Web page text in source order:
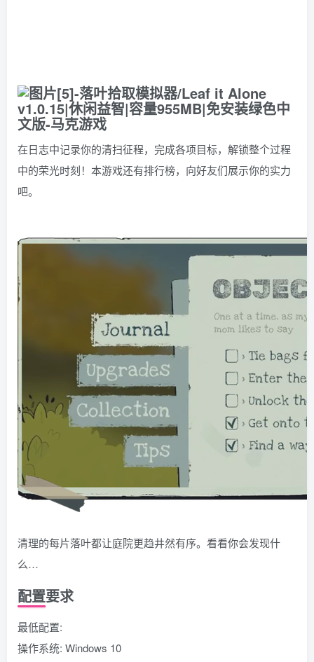
在日志中记录你的清扫征程，完成各项目标，解锁整个过程
中的荣光时刻！本游戏还有排行榜，向好友们展示你的实力
吧。
清理的每片落叶都让庭院更趋井然有序。看看你会发现什
么…
配置要求
最低配置:
操作系统: Windows 10